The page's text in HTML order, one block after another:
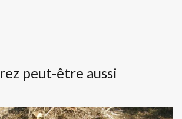
peut-être aussi